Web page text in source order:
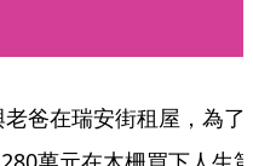
爸在瑞安街租屋，為了